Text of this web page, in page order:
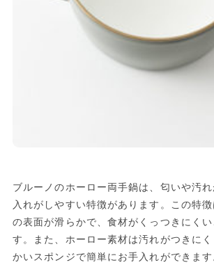
ブルーノのホーロー両手鍋は、匂いや汚
入れがしやすい特徴があります。この特
の表面が滑らかで、食材がくっつきにく
す。また、ホーロー素材は汚れがつきに
かいスポンジで簡単にお手入れができま